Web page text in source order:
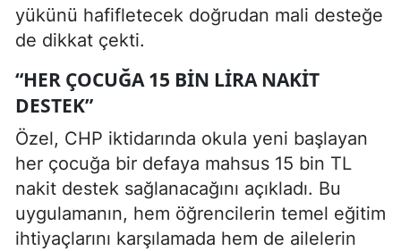
yükünü hafifletecek doğrudan mali desteğe
de dikkat çekti.
“HER ÇOCUĞA 15 BIN LIRA NAKIT
DESTEK”
Özel, CHP iktidarında okula yeni başlayan
her çocuğa bir defaya mahsus 15 bin TL
nakit destek sağlanacağını açıkladı. Bu
uygulamanın, hem öğrencilerin temel eğitim
ihtiyaçlarını karşılamada hem de ailelerin